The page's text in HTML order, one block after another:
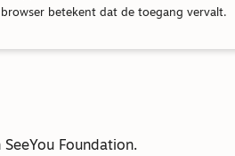
betekent dat de toegang vervalt.
Foundation.